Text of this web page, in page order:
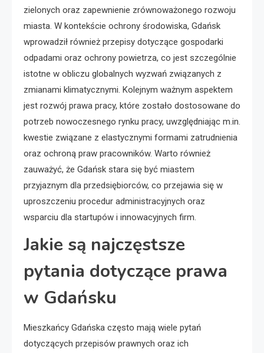
zielonych oraz zapewnienie zrównoważonego rozwoju
miasta. W kontekście ochrony środowiska, Gdańsk
wprowadził również przepisy dotyczące gospodarki
odpadami oraz ochrony powietrza, co jest szczególnie
istotne w obliczu globalnych wyzwań związanych z
zmianami klimatycznymi. Kolejnym ważnym aspektem
jest rozwój prawa pracy, które zostało dostosowane do
potrzeb nowoczesnego rynku pracy, uwzględniając m.in.
kwestie związane z elastycznymi formami zatrudnienia
oraz ochroną praw pracowników. Warto również
zauważyć, że Gdańsk stara się być miastem
przyjaznym dla przedsiębiorców, co przejawia się w
uproszczeniu procedur administracyjnych oraz
wsparciu dla startupów i innowacyjnych firm.
Jakie są najczęstsze
pytania dotyczące prawa
w Gdańsku
Mieszkańcy Gdańska często mają wiele pytań
dotyczących przepisów prawnych oraz ich